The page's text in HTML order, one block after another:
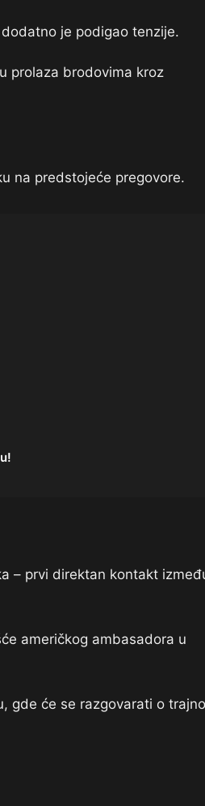
je podigao tenzije.
prolaza brodovima kroz
na predstojeće pregovore.
– prvi direktan kontakt
američkog ambasadora u
gde će se razgovarati o